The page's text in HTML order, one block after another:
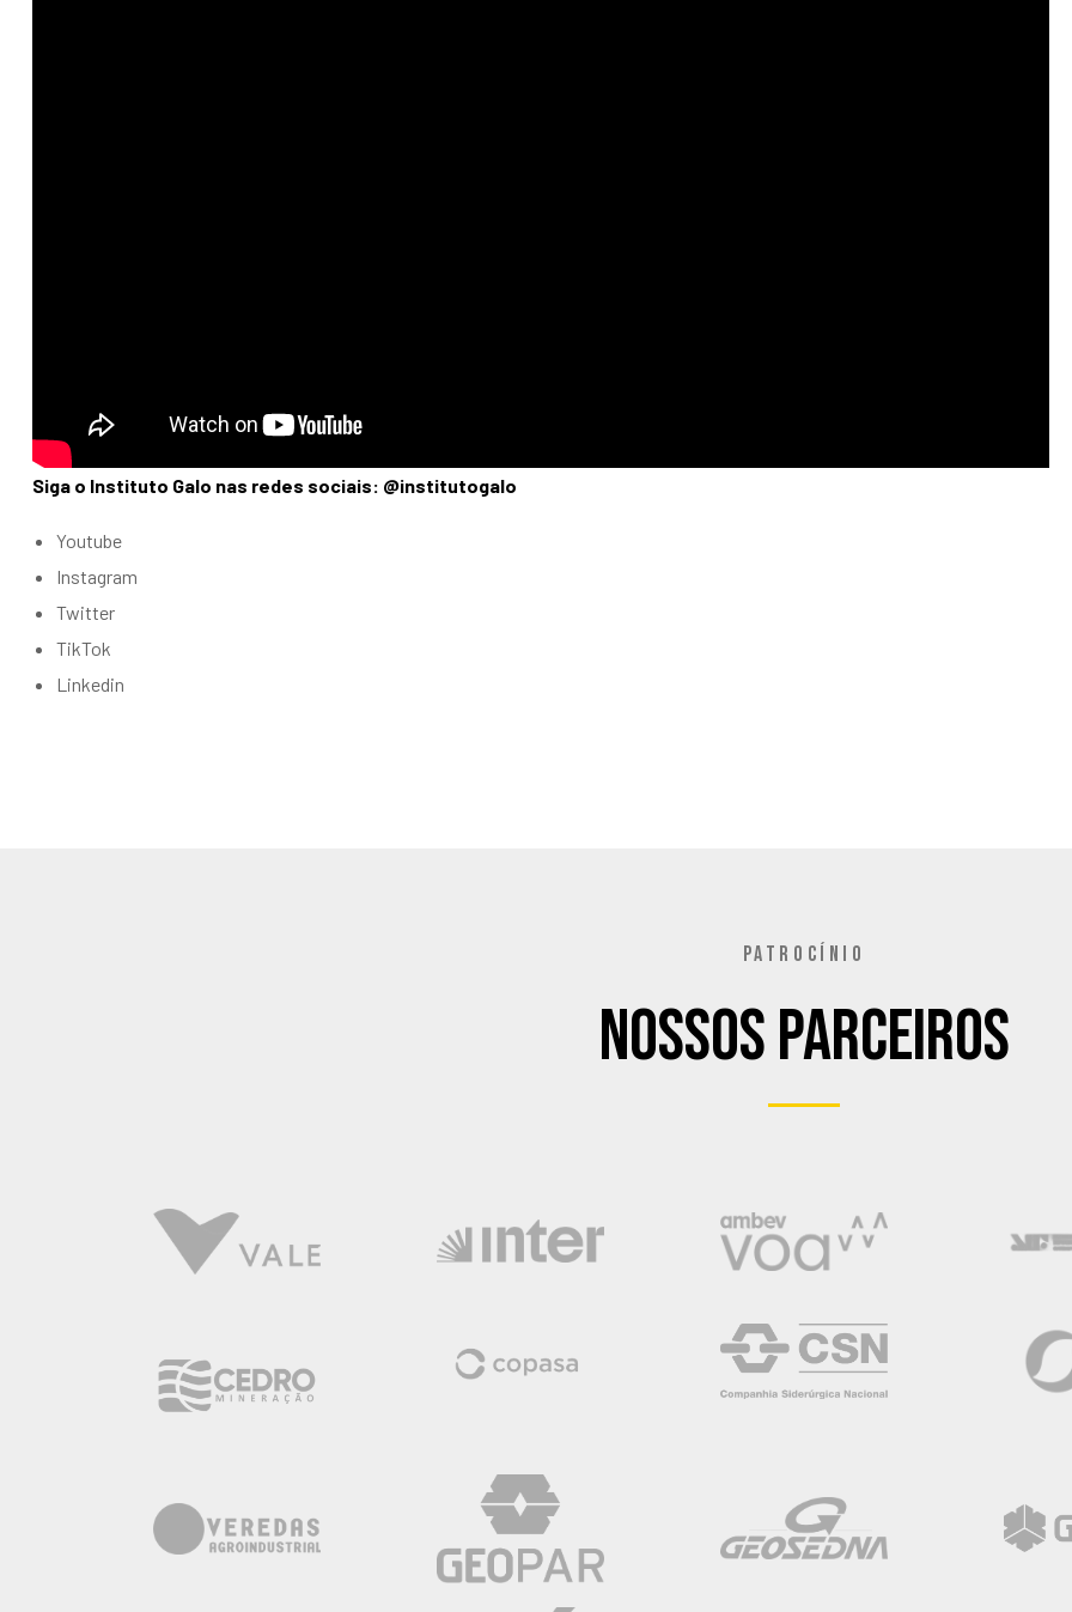
Siga o Instituto Galo nas redes sociais: @institutogalo
Youtube
Instagram
Twitter
TikTok
Linkedin
PATROCÍNIO
Nossos Parceiros